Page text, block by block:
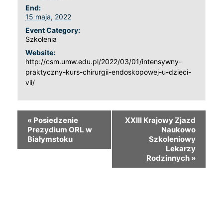
End:
15 maja, 2022
Event Category:
Szkolenia
Website:
http://csm.umw.edu.pl/2022/03/01/intensywny-
praktyczny-kurs-chirurgii-endoskopowej-u-dzieci-
vii/
« Posiedzenie
Prezydium ORL w
Białymstoku
XXIII Krajowy Zjazd
Naukowo
Szkoleniowy
Lekarzy
Rodzinnych »